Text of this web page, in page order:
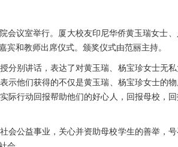
会议室举行。厦大校友印尼华侨黄玉瑞女士
和教师出席仪式。颁奖仪式由范丽主持。
分别讲话，表达了对黄玉瑞、杨宝珍女士无
示他们获得的不仅是黄玉瑞、杨宝珍女士的
际行动回报帮助他们的好心人，回报母校，
会公益事业，关心并资助母校学生的善举，